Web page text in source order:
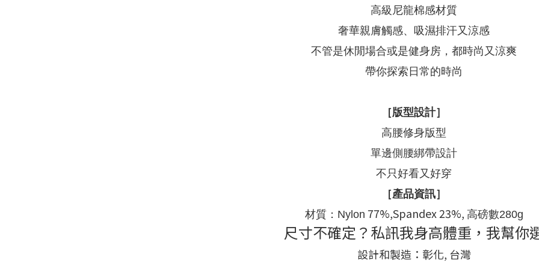
高級尼龍棉感材質
奢華親膚觸感、吸濕排汗又涼感
不管是休閒場合或是健身房，都時尚又涼爽
帶你探索日常的時尚
［版型設計］
高腰修身版型
單邊側腰綁帶設計
不只好看又好穿
［產品資訊］
材質：Nylon 77%,Spandex 23%, 高磅數280g
尺寸不確定？私訊我身高體重，我幫你
設計和製造：彰化, 台灣